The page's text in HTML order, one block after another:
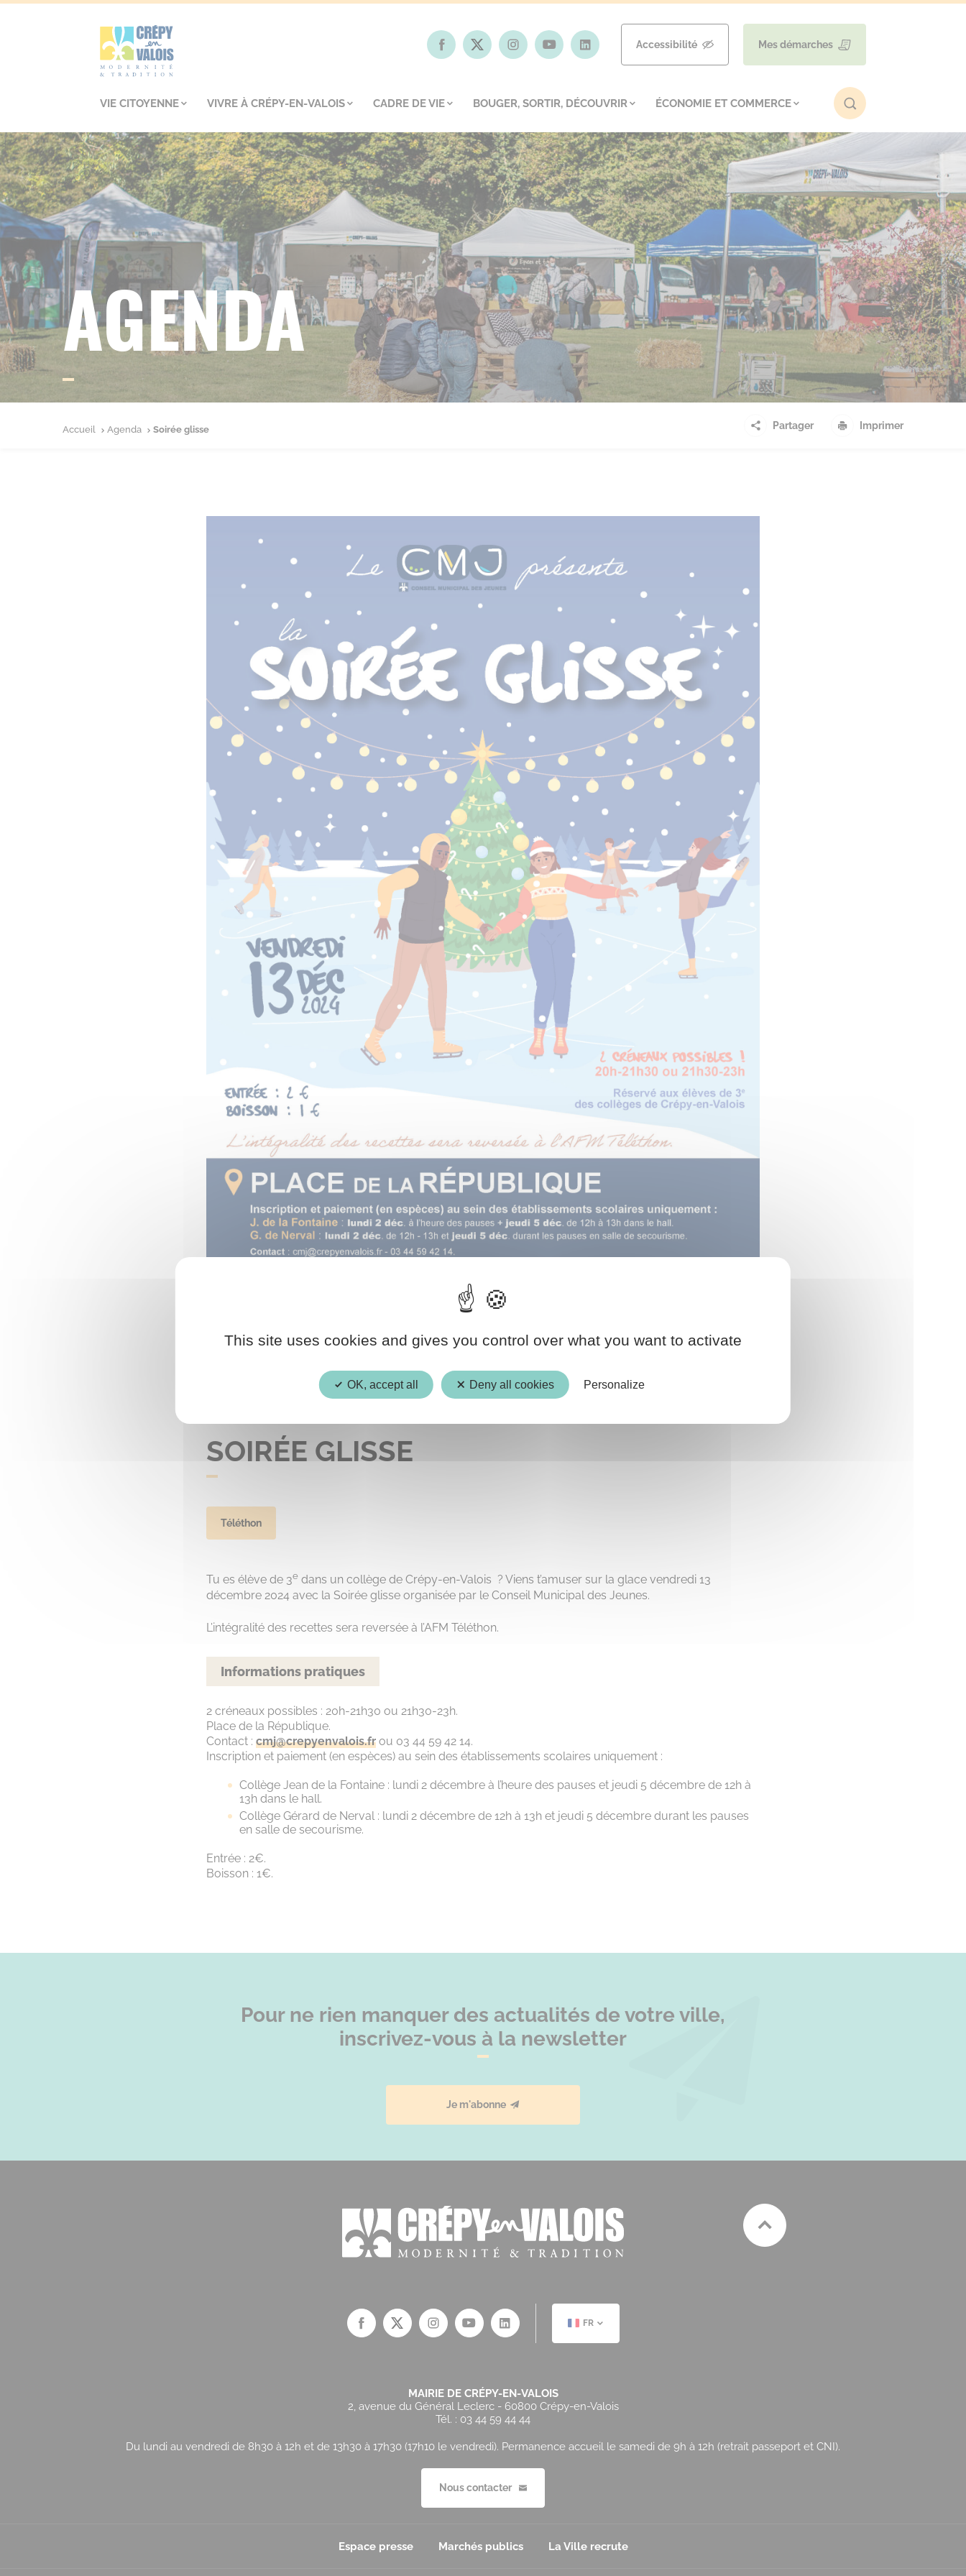
Accessibilité Mes démarches
VIE CITOYENNE VIVRE À CRÉPY-EN-VALOIS CADRE DE VIE BOUGER, SORTIR, DÉCOUVRIR ÉCONOMIE ET COMMERCE
AGENDA
Accueil Agenda Soirée glisse Partager Imprimer
13
DEC.
SOIRÉE GLISSE
Téléthon
Tu es élève de 3e dans un collège de Crépy-en-Valois ? Viens t’amuser sur la glace vendredi 13
décembre 2024 avec la Soirée glisse organisée par le Conseil Municipal des Jeunes.
L’intégralité des recettes sera reversée à l’AFM Téléthon.
Informations pratiques
2 créneaux possibles : 20h-21h30 ou 21h30-23h.
Place de la République.
Contact : cmj@crepyenvalois.fr ou 03 44 59 42 14.
Inscription et paiement (en espèces) au sein des établissements scolaires uniquement :
Collège Jean de la Fontaine : lundi 2 décembre à l’heure des pauses et jeudi 5 décembre de 12h à
13h dans le hall.
Collège Gérard de Nerval : lundi 2 décembre de 12h à 13h et jeudi 5 décembre durant les pauses
en salle de secourisme.
Entrée : 2€.
Boisson : 1€.
Pour ne rien manquer des actualités de votre ville,
inscrivez-vous à la newsletter
Je m'abonne
FR
MAIRIE DE CRÉPY-EN-VALOIS
2, avenue du Général Leclerc - 60800 Crépy-en-Valois
Tél. : 03 44 59 44 44
Du lundi au vendredi de 8h30 à 12h et de 13h30 à 17h30 (17h10 le vendredi). Permanence accueil le samedi de 9h à 12h (retrait passeport et CNI).
Nous contacter
Espace presse Marchés publics La Ville recrute
This site uses cookies and gives you control over what you want to activate
OK, accept all Deny all cookies Personalize